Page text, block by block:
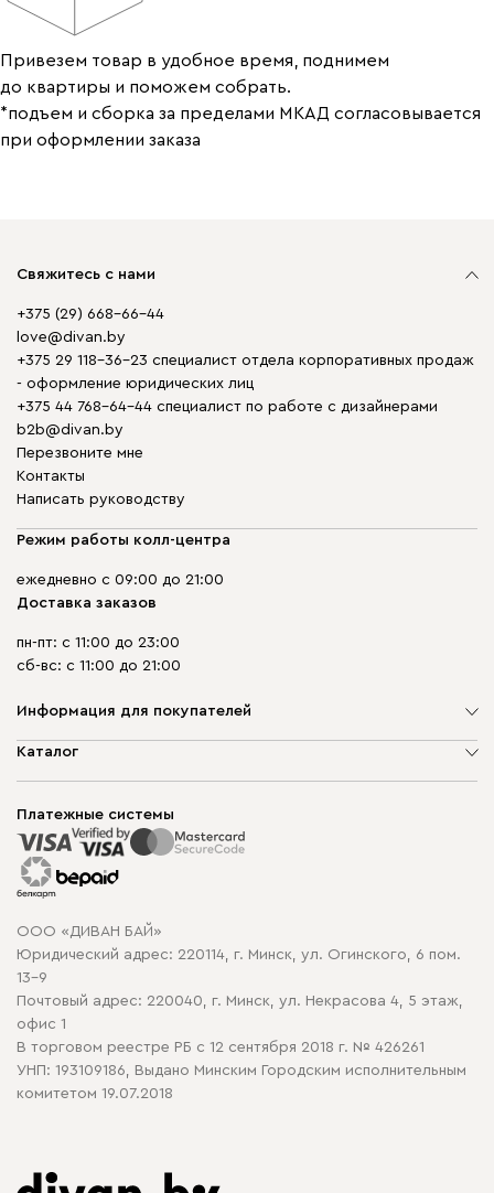
Привезем товар в удобное время, поднимем
до квартиры и поможем собрать.
*подъем и сборка за пределами МКАД согласовывается
при оформлении заказа
Свяжитесь с нами
+375 (29) 668-66-44
love@divan.by
+375 29 118-36-23 специалист отдела корпоративных продаж
- оформление юридических лиц
+375 44 768-64-44 специалист по работе с дизайнерами
b2b@divan.by
Перезвоните мне
Контакты
Написать руководству
Режим работы колл-центра
ежедневно с 09:00 до 21:00
Доставка заказов
пн-пт: с 11:00 до 23:00
сб-вс: с 11:00 до 21:00
Информация для покупателей
О компании
Способы оплаты
Рассрочка и кредит
Гарантия
Карта сайта
Политика конфиденциальности
Политика в отношении обработки cookie
Каталог
Корпусная мебель
Распродажа мебели
Платежные системы
ООО «ДИВАН БАЙ»
Юридический адрес: 220114, г. Минск, ул. Огинского, 6 пом.
13-9
Почтовый адрес: 220040, г. Минск, ул. Некрасова 4, 5 этаж,
офис 1
В торговом реестре РБ с 12 сентября 2018 г. № 426261
УНП: 193109186, Выдано Минским Городским исполнительным
комитетом 19.07.2018